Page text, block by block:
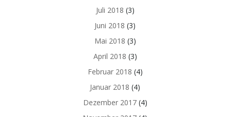
Juli 2018 (3)
Juni 2018 (3)
Mai 2018 (3)
April 2018 (3)
Februar 2018 (4)
Januar 2018 (4)
Dezember 2017(4)